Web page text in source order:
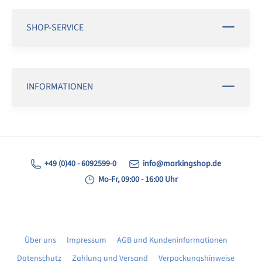
SHOP-SERVICE
INFORMATIONEN
+49 (0)40 - 6092599-0
info@markingshop.de
Mo-Fr, 09:00 - 16:00 Uhr
Über uns Impressum
AGB und Kundeninformationen
Datenschutz
Zahlung und Versand Verpackungshinweise